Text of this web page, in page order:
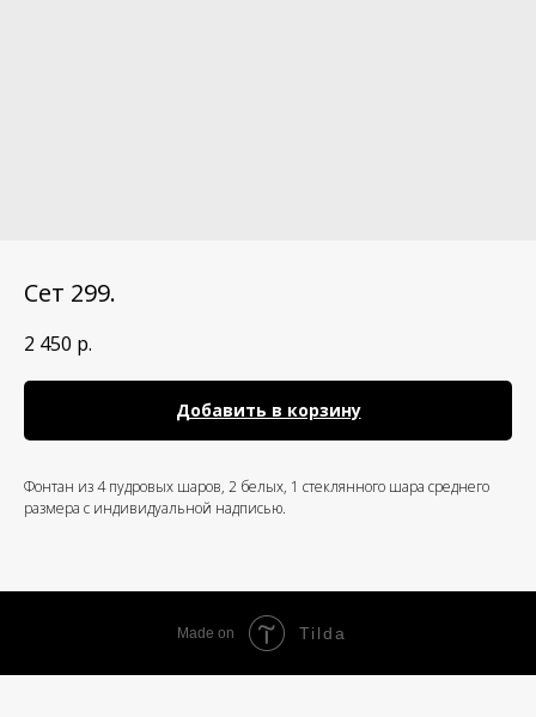
Сет 299.
2 450 р.
Добавить в корзину
Фонтан из 4 пудровых шаров, 2 белых, 1 стеклянного шара среднего
размера с индивидуальной надписью.
Made on Tilda